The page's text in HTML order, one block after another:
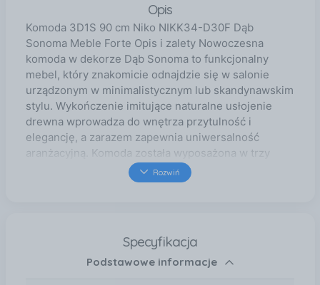
Opis
Komoda 3D1S 90 cm Niko NIKK34-D30F Dąb
Sonoma Meble Forte Opis i zalety Nowoczesna
komoda w dekorze Dąb Sonoma to funkcjonalny
mebel, który znakomicie odnajdzie się w salonie
urządzonym w minimalistycznym lub skandynawskim
stylu. Wykończenie imitujące naturalne usłojenie
drewna wprowadza do wnętrza przytulność i
elegancję, a zarazem zapewnia uniwersalność
aranżacyjną. Komoda została wyposażona w trzy
drzwiczki, dwie półki oraz jedną pojemną szufladę
umieszczoną na prowadnicy kulkowej, co gwarantuje
aluminium oraz czarne nóżki typu ślizgacz
podkreślają nowoczesny charakter mebla. Cechy
Rozwiń
Specyfikacja
Podstawowe informacje